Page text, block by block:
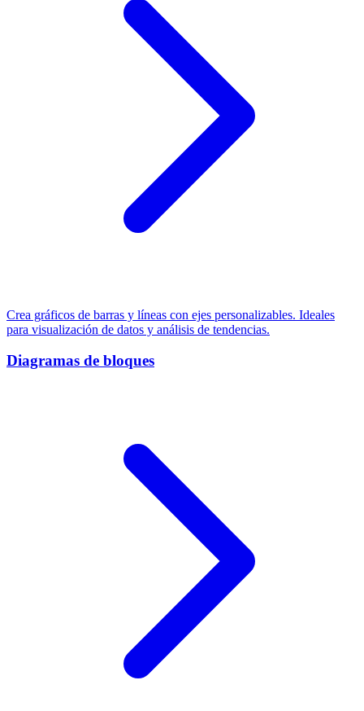
Crea gráficos de barras y líneas con ejes personalizables. Ideales
para visualización de datos y análisis de tendencias.
Diagramas de bloques